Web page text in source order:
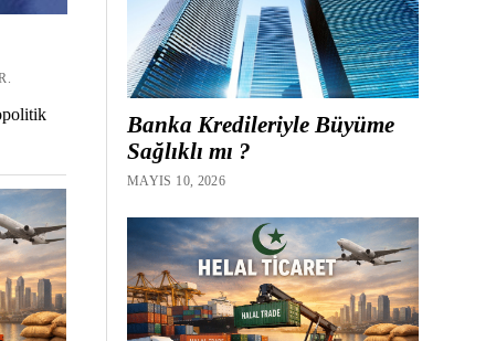
Banka Kredileriyle Büyüme
Sağlıklı mı ?
MAYIS 10, 2026